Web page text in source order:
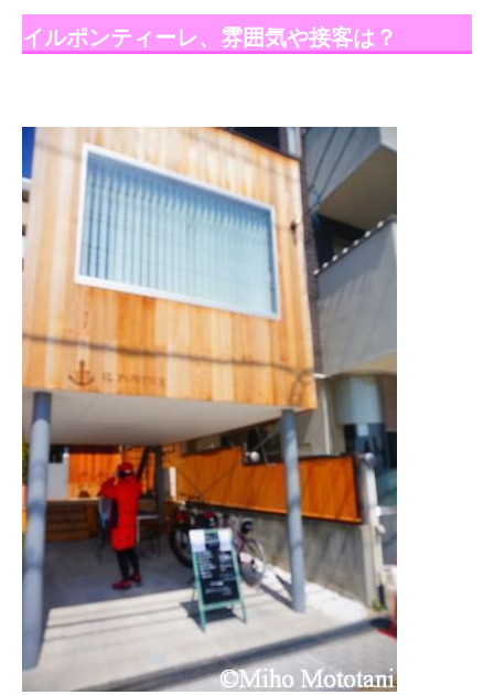
イルポンティーレ、雰囲気や接客は？